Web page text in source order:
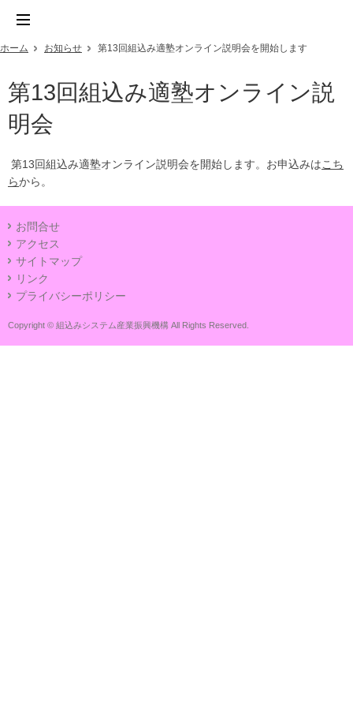
ホーム お知らせ 第13回組込み適塾オンライン説明会を開始します
第13回組込み適塾オンライン説
明会
第13回組込み適塾オンライン説明会を開始します。お申込みはこち
らから。
お問合せ
アクセス
サイトマップ
リンク
プライバシーポリシー
Copyright © 組込みシステム産業振興機構 All Rights Reserved.